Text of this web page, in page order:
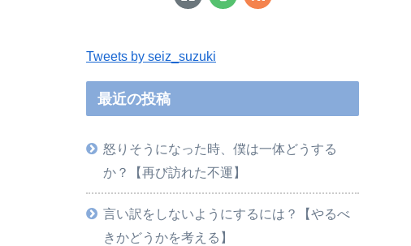
Tweets by seiz_suzuki
最近の投稿
怒りそうになった時、僕は一体どうする
か？【再び訪れた不運】
言い訳をしないようにするには？【やるべ
きかどうかを考える】